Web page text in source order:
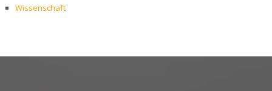
Wissenschaft